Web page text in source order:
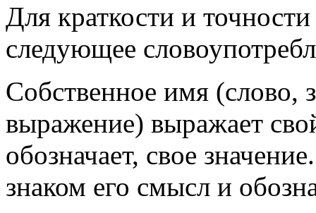
Для краткости и
следующее
Собственное имя (слово,
выражение) выражает
обозначает, свое
знаком его смысл и